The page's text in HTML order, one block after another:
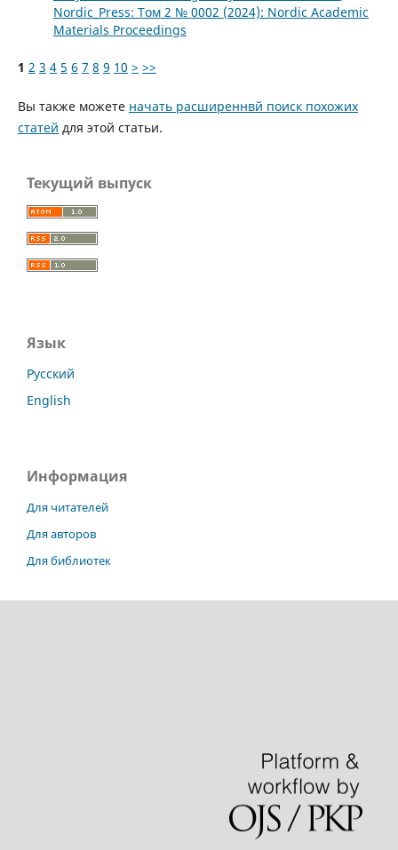
Nordic_Press: Том 2 № 0002 (2024): Nordic Academic
Materials Proceedings
1 2 3 4 5 6 7 8 9 10 > >>
Вы также можете начать расширеннвй поиск похожих
статей для этой статьи.
Текущий выпуск
Язык
Русский
English
Информация
Для читателей
Для авторов
Для библиотек